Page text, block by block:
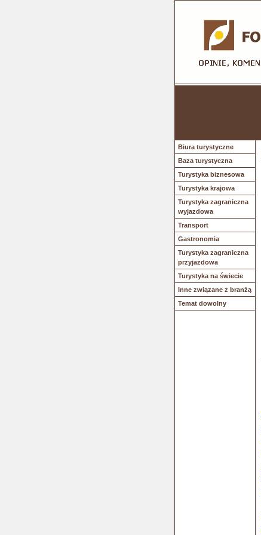
Biura turystyczne
Baza turystyczna
Turystyka biznesowa
Turystyka krajowa
Turystyka zagraniczna
wyjazdowa
Transport
Gastronomia
Turystyka zagraniczna
przyjazdowa
Turystyka na świecie
Inne związane z branżą
Temat dowolny